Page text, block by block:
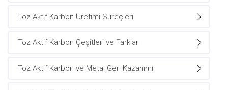
Toz Aktif Karbon Üretimi Süreçleri
Toz Aktif Karbon Çeşitleri ve Farkları
Toz Aktif Karbon ve Metal Geri Kazanımı